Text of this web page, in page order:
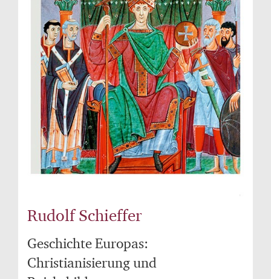
Rudolf Schieffer
Geschichte Europas:
Christianisierung und